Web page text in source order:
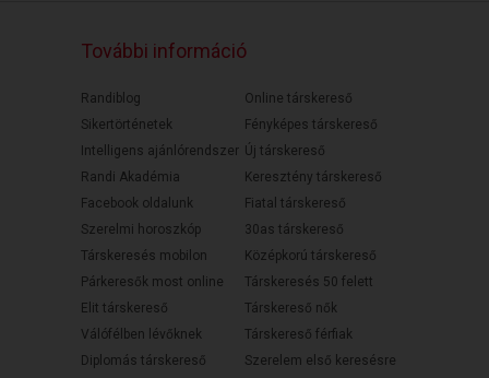
További információ
Randiblog
Sikertörténetek
Intelligens ajánlórendszer
Randi Akadémia
Facebook oldalunk
Szerelmi horoszkóp
Társkeresés mobilon
Párkeresők most online
Elit társkereső
Válófélben lévőknek
Diplomás társkereső
Online társkereső
Fényképes társkereső
Új társkereső
Keresztény társkereső
Fiatal társkereső
30as társkereső
Középkorú társkereső
Társkeresés 50 felett
Társkereső nők
Társkereső férfiak
Szerelem első keresésre